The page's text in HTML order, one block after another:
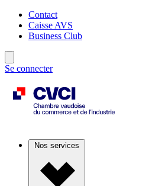
Contact
Caisse AVS
Business Club
Se connecter
Nos services